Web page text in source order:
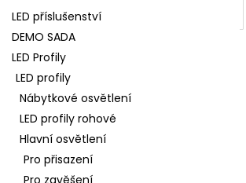
LED příslušenství
DEMO SADA
LED Profily
LED profily
Nábytkové osvětlení
LED profily rohové
Hlavní osvětlení
Pro přisazení
Pro zavěšení